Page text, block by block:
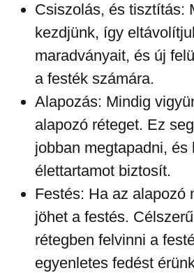
Csiszolás, és tisztítás:
kezdjünk, így
maradványait, és új
a festék számára.
Alapozás: Mindig
alapozó réteget. Ez
jobban megtapadni, és
élettartamot biztosít.
Festés: Ha az alapozó
jöhet a festés.
rétegben felvinni a
egyenletes fedést